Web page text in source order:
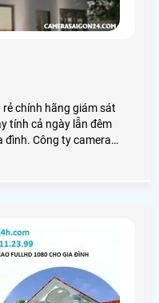
chính hãng giám sát
tính cả ngày lẫn đêm
camera